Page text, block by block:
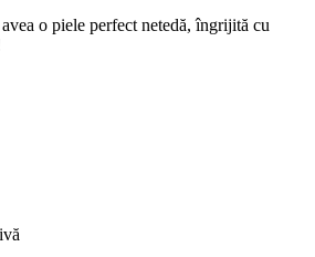
o piele perfect netedă, îngrijită cu